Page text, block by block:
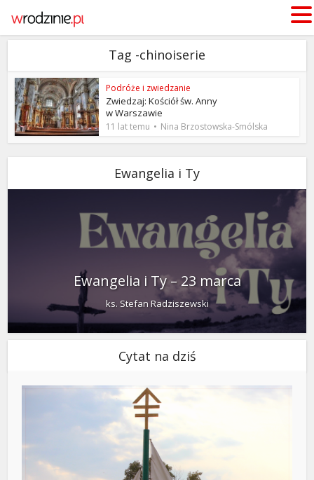
Tag -chinoiserie
Podróże i zwiedzanie
Zwiedzaj: Kościół św. Anny
w Warszawie
11 lat temu Nina Brzostowska-Smólska
Ewangelia i Ty
Ewangelia i Ty – 23 marca
ks. Stefan Radziszewski
Cytat na dziś